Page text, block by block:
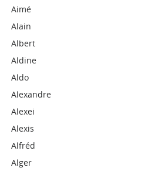
Aimé
Alain
Albert
Aldine
Aldo
Alexandre
Alexei
Alexis
Alfréd
Alger